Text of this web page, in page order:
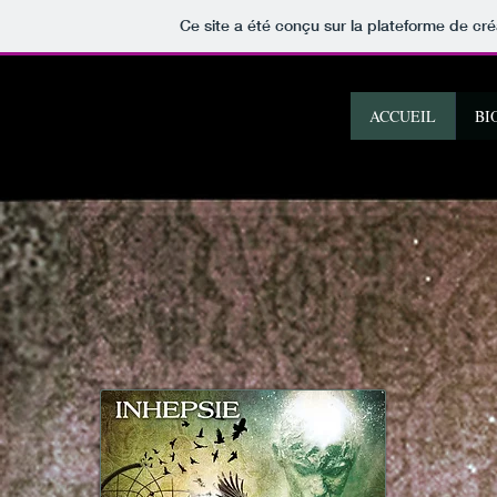
Ce site a été conçu sur la plateforme de
ACCUEIL